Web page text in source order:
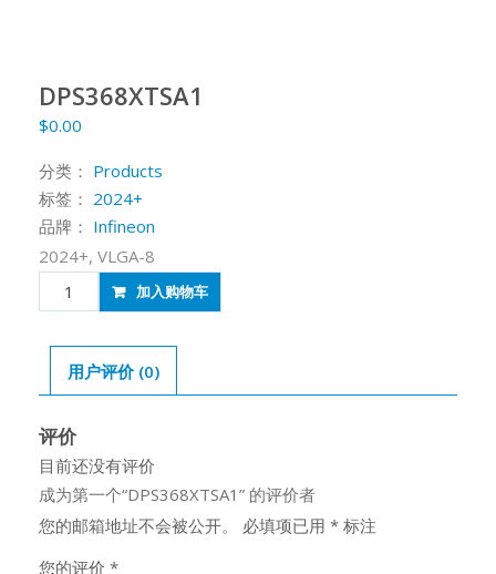
DPS368XTSA1
$0.00
分类： Products
标签： 2024+
品牌： Infineon
2024+, VLGA-8
DPS368XTSA1
数
加入购物车
用户评价 (0)
评价
目前还没有评价
成为第一个“DPS368XTSA1” 的评价者
您的邮箱地址不会被公开。
必填项已用 * 标注
您的评价 *